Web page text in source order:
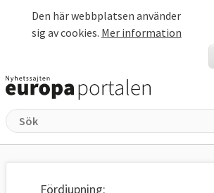
Den här webbplatsen använder
sig av cookies. Mer information
Fördjupning: